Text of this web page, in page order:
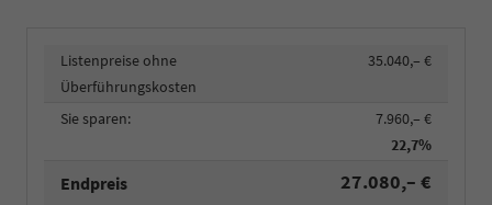
Listenpreise ohne
Überführungskosten
35.040,– €
Sie sparen:
7.960,– €
22,7%
Endpreis 27.080,– €